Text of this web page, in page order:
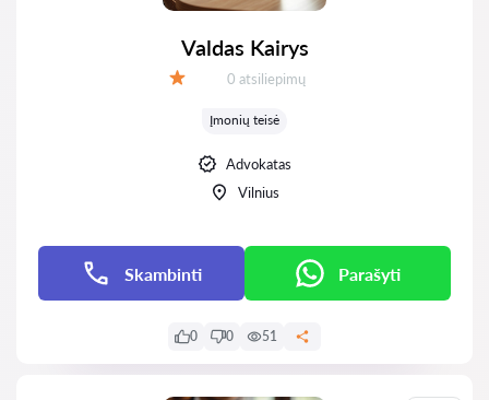
Valdas Kairys
Atsiliepimų:
0 atsiliepimų
Įmonių teisė
Advokatas
Vilnius
Skambinti Parašyti
0 0 51